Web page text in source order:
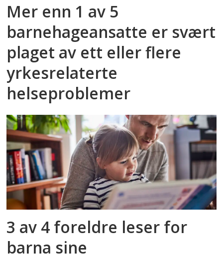
Mer enn 1 av 5
barnehageansatte er svært
plaget av ett eller flere
yrkesrelaterte
helseproblemer
3 av 4 foreldre leser for
barna sine